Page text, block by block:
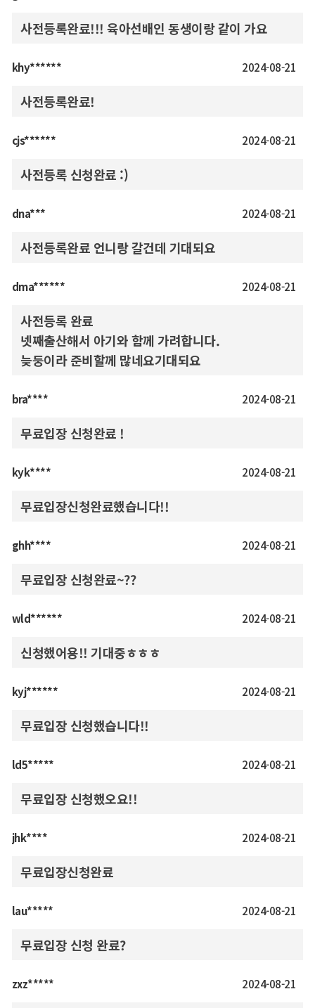
사전등록완료!!! 육아선배인 동생이랑 같이 가요
khy****** 2024-08-21
사전등록완료!
cjs****** 2024-08-21
사전등록 신청완료 :)
dna*** 2024-08-21
사전등록완료 언니랑 갈건데 기대되요
dma****** 2024-08-21
사전등록 완료
넷째출산해서 아기와 함께 가려합니다.
늦둥이라 준비할께 많네요기대되요
bra**** 2024-08-21
무료입장 신청완료 !
kyk**** 2024-08-21
무료입장신청완료했습니다!!
ghh**** 2024-08-21
무료입장 신청완료~??
wld****** 2024-08-21
신청했어용!! 기대중ㅎㅎㅎ
kyj****** 2024-08-21
무료입장 신청했습니다!!
ld5***** 2024-08-21
무료입장 신청했오요!!
jhk**** 2024-08-21
무료입장신청완료
lau***** 2024-08-21
무료입장 신청 완료?
zxz***** 2024-08-21